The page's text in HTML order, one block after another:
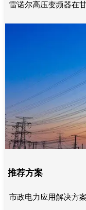
雷诺尔高压变频器在
推荐方案
市政电力应用解决方案